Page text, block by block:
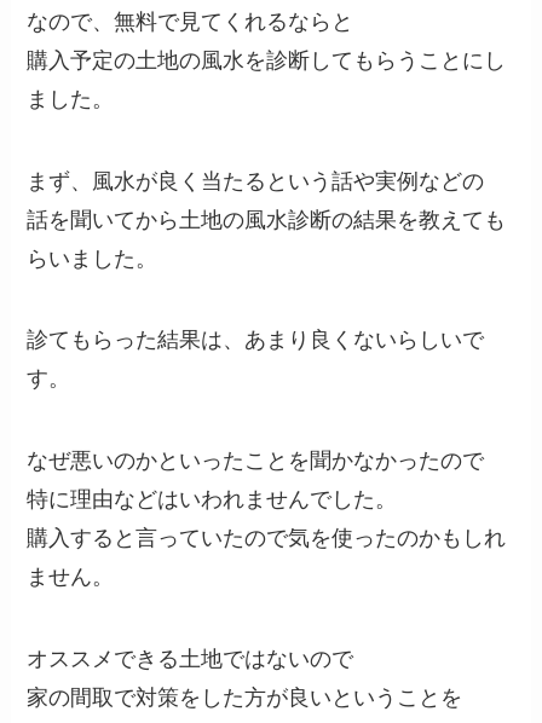
なので、無料で見てくれるならと
購入予定の土地の風水を診断してもらうことにし
ました。
まず、風水が良く当たるという話や実例などの
話を聞いてから土地の風水診断の結果を教えても
らいました。
診てもらった結果は、あまり良くないらしいで
す。
なぜ悪いのかといったことを聞かなかったので
特に理由などはいわれませんでした。
購入すると言っていたので気を使ったのかもしれ
ません。
オススメできる土地ではないので
家の間取で対策をした方が良いということを